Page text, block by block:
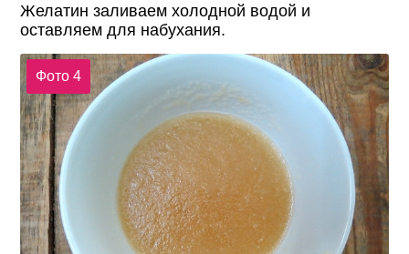
Желатин заливаем холодной водой и
оставляем для набухания.
Фото 4